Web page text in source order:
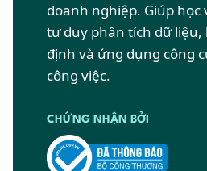
doanh nghiệp. Giúp
tư duy phân tích dữ
định và ứng dụng công
công việc.
CHỨNG NHẬN BỞI